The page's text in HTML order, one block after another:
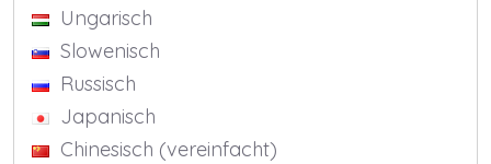
Ungarisch
Slowenisch
Russisch
Japanisch
Chinesisch (vereinfacht)